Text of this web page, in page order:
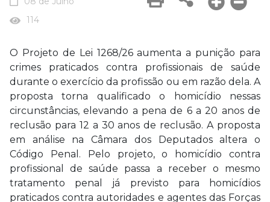
114
O Projeto de Lei 1268/26 aumenta a punição para
crimes praticados contra profissionais de saúde
durante o exercício da profissão ou em razão dela. A
proposta torna qualificado o homicídio nessas
circunstâncias, elevando a pena de 6 a 20 anos de
reclusão para 12 a 30 anos de reclusão. A proposta
em análise na Câmara dos Deputados altera o
Código Penal. Pelo projeto, o homicídio contra
profissional de saúde passa a receber o mesmo
tratamento penal já previsto para homicídios
praticados contra autoridades e agentes das Forças